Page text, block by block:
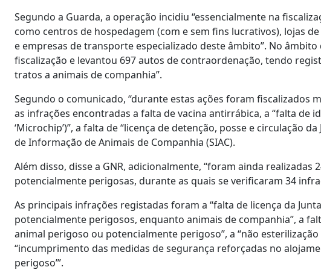
Segundo a Guarda, a operação incidiu “essencialmente na
como centros de hospedagem (com e sem fins lucrativos), lojas
e empresas de transporte especializado deste âmbito”. No âmbito
fiscalização e levantou 697 autos de contraordenação, tendo
tratos a animais de companhia”.
Segundo o comunicado, “durante estas ações foram fiscalizados
as infrações encontradas a falta de vacina antirrábica, a “falta de
‘Microchip’)”, a falta de “licença de detenção, posse e circulação
de Informação de Animais de Companhia (SIAC).
Além disso, disse a GNR, adicionalmente, “foram ainda realizadas
potencialmente perigosas, durante as quais se verificaram 34
As principais infrações registadas foram a “falta de licença da
potencialmente perigosos, enquanto animais de companhia”, a
animal perigoso ou potencialmente perigoso”, a “não
“incumprimento das medidas de segurança reforçadas no
perigoso’”.